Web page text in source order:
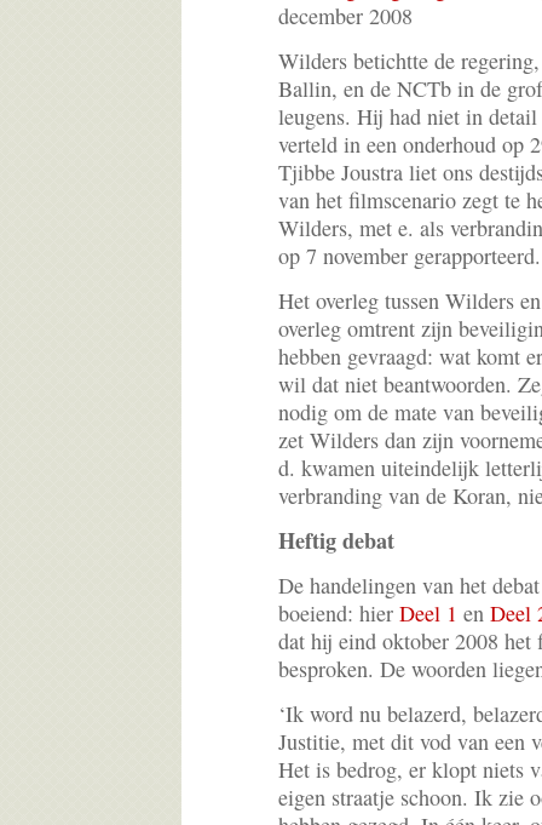
december 2008
Wilders betichtte de
Ballin, en de NCTb in de
leugens. Hij had niet in
verteld in een onderhoud op
Tjibbe Joustra liet ons
van het filmscenario zegt te
Wilders, met e. als
op 7 november gerapporteerd.
Het overleg tussen Wilders
overleg omtrent zijn
hebben gevraagd: wat komt
wil dat niet beantwoorden.
nodig om de mate van
zet Wilders dan zijn
d. kwamen uiteindelijk
verbranding van de Koran,
Heftig debat
De handelingen van het
boeiend: hier Deel 1 en Deel
dat hij eind oktober 2008
besproken. De woorden
‘Ik word nu belazerd,
Justitie, met dit vod van een
Het is bedrog, er klopt niets
eigen straatje schoon. Ik zie